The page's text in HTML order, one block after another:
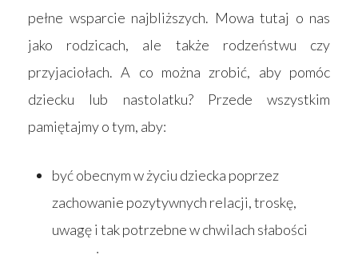
pełne wsparcie najbliższych. Mowa tutaj o nas
jako rodzicach, ale także rodzeństwu czy
przyjaciołach. A co można zrobić, aby pomóc
dziecku lub nastolatku? Przede wszystkim
pamiętajmy o tym, aby:
być obecnym w życiu dziecka poprzez
zachowanie pozytywnych relacji, troskę,
uwagę i tak potrzebne w chwilach słabości